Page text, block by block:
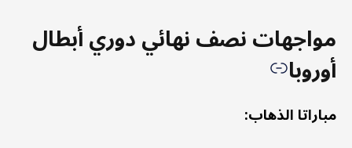
مواجهات نصف نهائي دوري أبطال
أوروبا
مباراتا الذهاب: